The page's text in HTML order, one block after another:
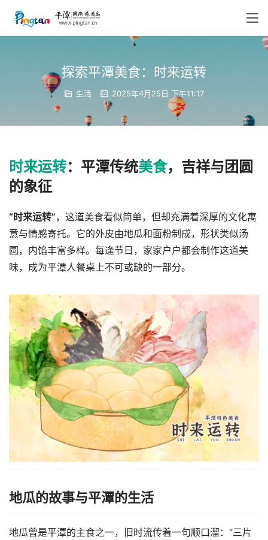
探索平潭美食：时来运转
生活 2025年4月25日 下午11:17
时来运转：平潭传统美食，吉祥与团圆
的象征
“时来运转”，这道美食看似简单，但却充满着深厚的文化寓
意与情感寄托。它的外皮由地瓜和面粉制成，形状类似汤
圆，内馅丰富多样。每逢节日，家家户户都会制作这道美
味，成为平潭人餐桌上不可或缺的一部分。
地瓜的故事与平潭的生活
地瓜曾是平潭的主食之一，旧时流传着一句顺口溜：“三片